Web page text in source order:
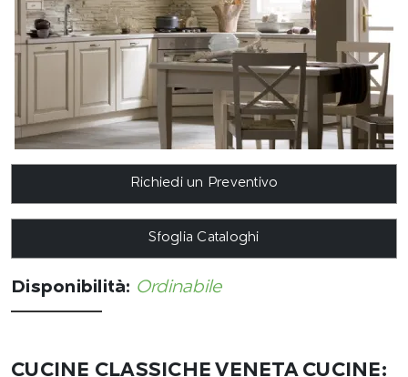
Richiedi un Preventivo
Sfoglia Cataloghi
Disponibilità: Ordinabile
CUCINE CLASSICHE VENETA CUCINE: